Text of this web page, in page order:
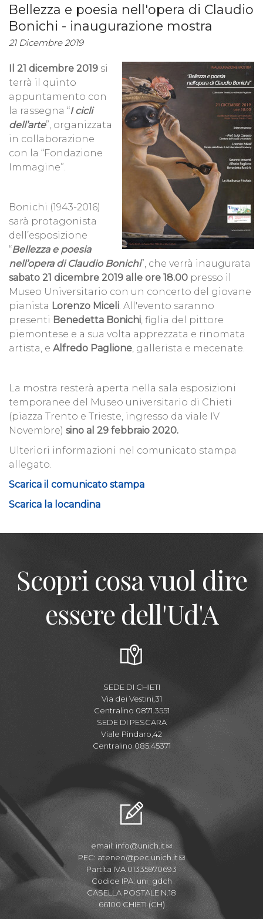
Bellezza e poesia nell'opera di Claudio
Bonichi - inaugurazione mostra
21 Dicembre 2019
Il 21 dicembre 2019 si
terrà il quinto
appuntamento con
la rassegna “I cicli
dell’arte”, organizzata
in collaborazione
con la “Fondazione
Immagine”.
Bonichi (1943-2016)
sarà protagonista
dell’esposizione
“Bellezza e poesia
nell’opera di Claudio Bonichi”, che verrà inaugurata
sabato 21 dicembre 2019 alle ore 18.00 presso il
Museo Universitario con un concerto del giovane
pianista Lorenzo Miceli. All'evento saranno
presenti Benedetta Bonichi, figlia del pittore
piemontese e a sua volta apprezzata e rinomata
artista, e Alfredo Paglione, gallerista e mecenate.
La mostra resterà aperta nella sala esposizioni
temporanee del Museo universitario di Chieti
(piazza Trento e Trieste, ingresso da viale IV
Novembre) sino al 29 febbraio 2020.
Ulteriori informazioni nel comunicato stampa
allegato.
Scarica il comunicato stampa
Scarica la locandina
Scopri cosa vuol dire
essere dell'Ud'A
SEDE DI CHIETI
Via dei Vestini,31
Centralino 0871.3551
SEDE DI PESCARA
Viale Pindaro,42
Centralino 085.45371
email: info@unich.it
PEC: ateneo@pec.unich.it
Partita IVA 01335970693
Codice IPA: uni_gdch
CASELLA POSTALE N.18
66100 CHIETI (CH)